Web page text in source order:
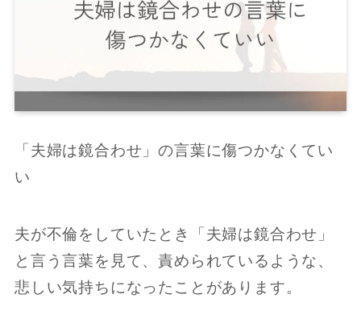
「夫婦は鏡合わせ」の言葉に傷つかなくてい
い
夫が不倫をしていたとき「夫婦は鏡合わせ」
と言う言葉を見て、責められているような、
悲しい気持ちになったことがあります。